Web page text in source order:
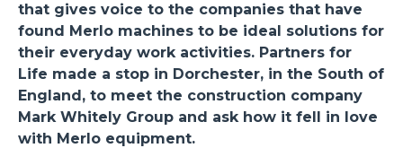
that gives voice to the companies that have
found Merlo machines to be ideal solutions for
their everyday work activities. Partners for
Life made a stop in Dorchester, in the South of
England, to meet the construction company
Mark Whitely Group and ask how it fell in love
with Merlo equipment.